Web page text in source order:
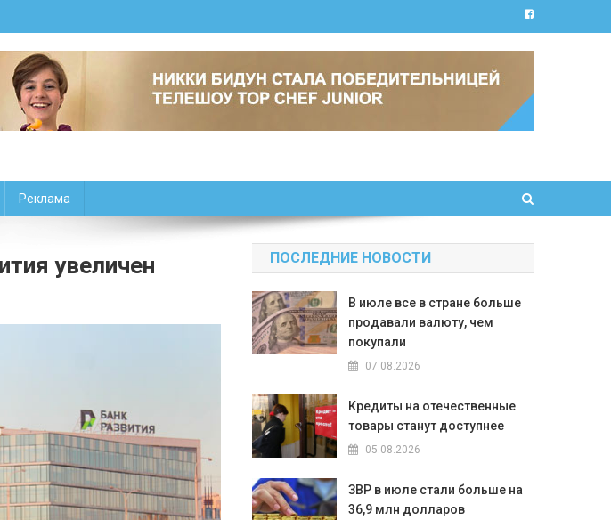
Реклама
увеличен ПОСЛЕДНИЕ НОВОСТИ
В июле все в стране больше
продавали валюту, чем
покупали
07.08.2026
Кредиты на отечественные
товары станут доступнее
05.08.2026
ЗВР в июле стали больше на
36,9 млн долларов